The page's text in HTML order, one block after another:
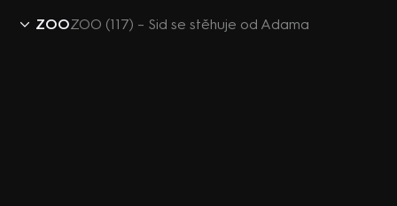
ZOOZOO (117) – Sid se stěhuje od Adama